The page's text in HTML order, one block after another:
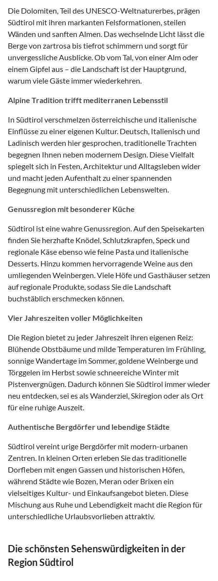
Die Dolomiten, Teil des UNESCO-Weltnaturerbes, prägen
Südtirol mit ihren markanten Felsformationen, steilen
Wänden und sanften Almen. Das wechselnde Licht lässt die
Berge von zartrosa bis tiefrot schimmern und sorgt für
unvergessliche Ausblicke. Ob vom Tal, von einer Alm oder
einem Gipfel aus – die Landschaft ist der Hauptgrund,
warum viele Gäste immer wiederkehren.
Alpine Tradition trifft mediterranen Lebensstil
In Südtirol verschmelzen österreichische und italienische
Einflüsse zu einer eigenen Kultur. Deutsch, Italienisch und
Ladinisch werden hier gesprochen, traditionelle Trachten
begegnen Ihnen neben modernem Design. Diese Vielfalt
spiegelt sich in Festen, Architektur und Alltagsleben wider
und macht jeden Aufenthalt zu einer spannenden
Begegnung mit unterschiedlichen Lebenswelten.
Genussregion mit besonderer Küche
Südtirol ist eine wahre Genussregion. Auf den Speisekarten
finden Sie herzhafte Knödel, Schlutzkrapfen, Speck und
regionale Käse ebenso wie feine Pasta und italienische
Desserts. Hinzu kommen hervorragende Weine aus den
umliegenden Weinbergen. Viele Höfe und Gasthäuser setzen
auf regionale Produkte, sodass Sie die Landschaft
buchstäblich erschmecken können.
Vier Jahreszeiten voller Möglichkeiten
Die Region bietet zu jeder Jahreszeit ihren eigenen Reiz:
Blühende Obstbäume und milde Temperaturen im Frühling,
sonnige Wandertage im Sommer, goldene Weinberge und
Törggelen im Herbst sowie schneereiche Winter mit
Pistenvergnügen. Dadurch können Sie Südtirol immer wieder
neu entdecken, sei es als Wanderziel, Skiregion oder als Ort
für eine ruhige Auszeit.
Authentische Bergdörfer und lebendige Städte
Südtirol vereint urige Bergdörfer mit modern-urbanen
Zentren. In kleinen Orten erleben Sie das traditionelle
Dorfleben mit engen Gassen und historischen Höfen,
während Städte wie Bozen, Meran oder Brixen ein
vielseitiges Kultur- und Einkaufsangebot bieten. Diese
Mischung aus Ruhe und Lebendigkeit macht die Region für
unterschiedliche Urlaubsvorlieben attraktiv.
Die schönsten Sehenswürdigkeiten in der
Region Südtirol